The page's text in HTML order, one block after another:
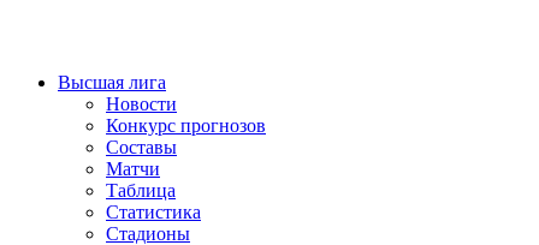
Высшая лига
Новости
Конкурс прогнозов
Составы
Матчи
Таблица
Статистика
Стадионы